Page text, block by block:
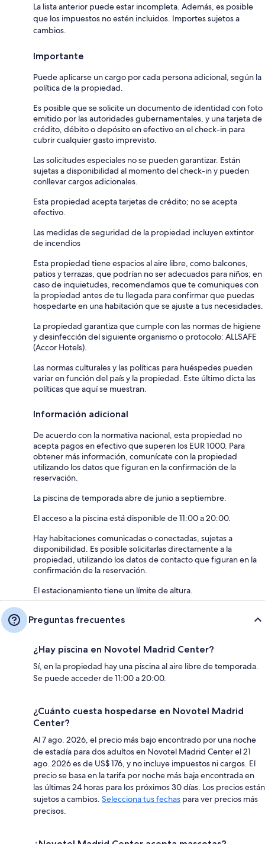
La lista anterior puede estar incompleta. Además, es posible
que los impuestos no estén incluidos. Importes sujetos a
cambios.
Importante
Puede aplicarse un cargo por cada persona adicional, según la
política de la propiedad.
Es posible que se solicite un documento de identidad con foto
emitido por las autoridades gubernamentales, y una tarjeta de
crédito, débito o depósito en efectivo en el check-in para
cubrir cualquier gasto imprevisto.
Las solicitudes especiales no se pueden garantizar. Están
sujetas a disponibilidad al momento del check-in y pueden
conllevar cargos adicionales.
Esta propiedad acepta tarjetas de crédito; no se acepta
efectivo.
Las medidas de seguridad de la propiedad incluyen extintor
de incendios
Esta propiedad tiene espacios al aire libre, como balcones,
patios y terrazas, que podrían no ser adecuados para niños; en
caso de inquietudes, recomendamos que te comuniques con
la propiedad antes de tu llegada para confirmar que puedas
hospedarte en una habitación que se ajuste a tus necesidades.
La propiedad garantiza que cumple con las normas de higiene
y desinfección del siguiente organismo o protocolo: ALLSAFE
(Accor Hotels).
Las normas culturales y las políticas para huéspedes pueden
variar en función del país y la propiedad. Este último dicta las
políticas que aquí se muestran.
Información adicional
De acuerdo con la normativa nacional, esta propiedad no
acepta pagos en efectivo que superen los EUR 1000. Para
obtener más información, comunícate con la propiedad
utilizando los datos que figuran en la confirmación de la
reservación.
La piscina de temporada abre de junio a septiembre.
El acceso a la piscina está disponible de 11:00 a 20:00.
Hay habitaciones comunicadas o conectadas, sujetas a
disponibilidad. Es posible solicitarlas directamente a la
propiedad, utilizando los datos de contacto que figuran en la
confirmación de la reservación.
El estacionamiento tiene un límite de altura.
Preguntas frecuentes
¿Hay piscina en Novotel Madrid Center?
Sí, en la propiedad hay una piscina al aire libre de temporada.
Se puede acceder de 11:00 a 20:00.
¿Cuánto cuesta hospedarse en Novotel Madrid
Center?
Al 7 ago. 2026, el precio más bajo encontrado por una noche
de estadía para dos adultos en Novotel Madrid Center el 21
ago. 2026 es de US$ 176, y no incluye impuestos ni cargos. El
precio se basa en la tarifa por noche más baja encontrada en
las últimas 24 horas para los próximos 30 días. Los precios están
sujetos a cambios. Selecciona tus fechas para ver precios más
precisos.